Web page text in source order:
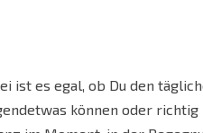
es egal, ob Du den
können oder richtig